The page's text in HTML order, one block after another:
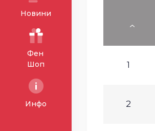
Новини
Фен
Шоп
Инфо
1
2